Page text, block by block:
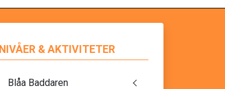
NIVÅER & AKTIVITETER
Blåa Baddaren